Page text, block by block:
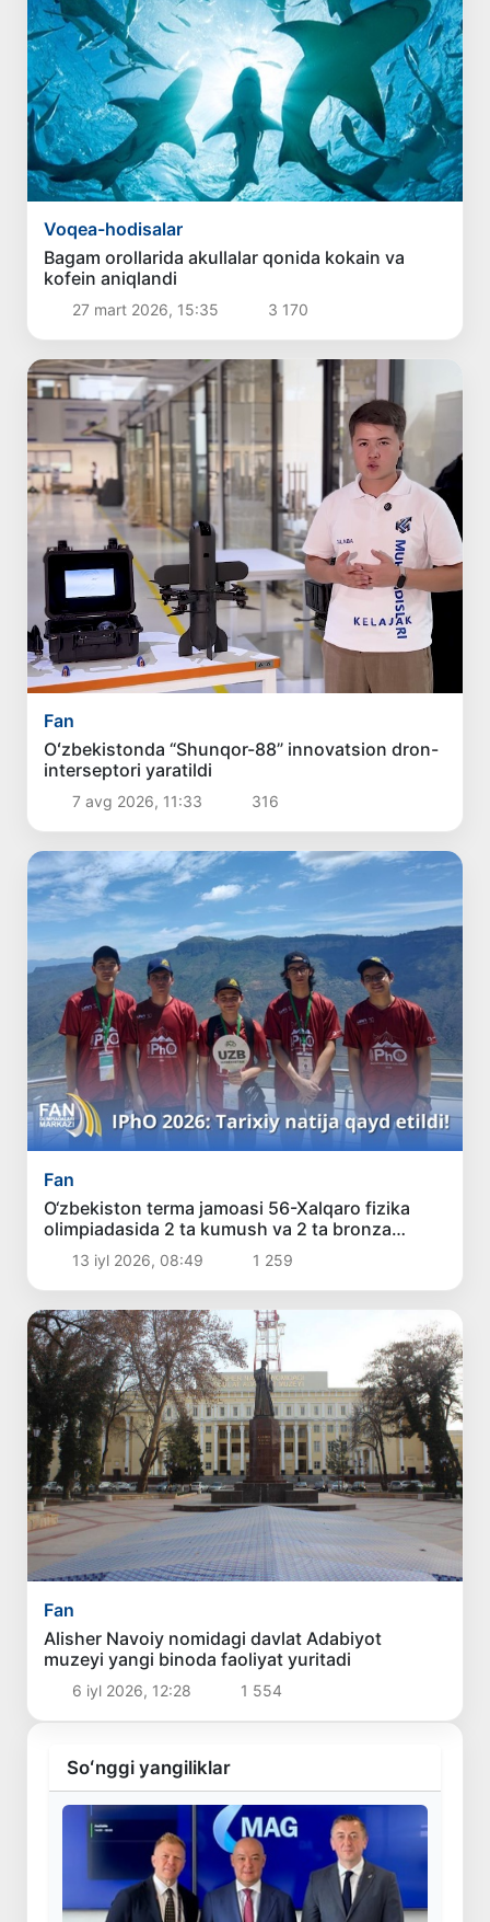
Voqea-hodisalar
Bagam orollarida akullalar qonida kokain va
kofein aniqlandi
27 mart 2026, 15:35 3 170
Fan
Oʻzbekistonda “Shunqor-88” innovatsion dron-
interseptori yaratildi
7 avg 2026, 11:33 316
Fan
O‘zbekiston terma jamoasi 56-Xalqaro fizika
olimpiadasida 2 ta kumush va 2 ta bronza
medalini qo‘lga kiritdi
13 iyl 2026, 08:49 1 259
Fan
Alisher Navoiy nomidagi davlat Adabiyot
muzeyi yangi binoda faoliyat yuritadi
6 iyl 2026, 12:28 1 554
Soʻnggi yangiliklar